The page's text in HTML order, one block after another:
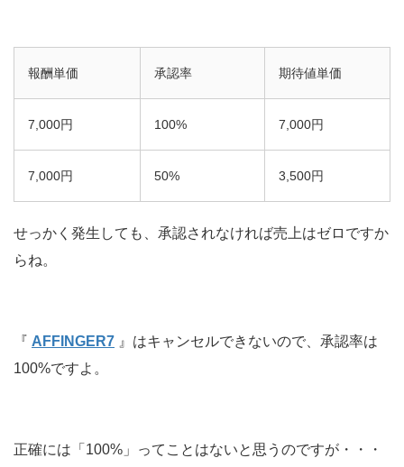
報酬単価 承認率 期待値単価
7,000円 100% 7,000円
7,000円 50% 3,500円
せっかく発生しても、承認されなければ売上はゼロですか
らね。
『 AFFINGER7 』はキャンセルできないので、承認率は
100%ですよ。
正確には「100%」ってことはないと思うのですが・・・